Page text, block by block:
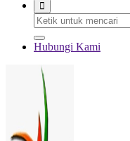
Hubungi Kami